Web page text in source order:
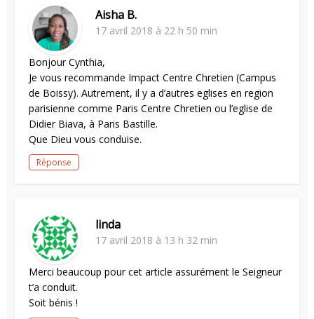
Aisha B.
17 avril 2018 à 22 h 50 min
Bonjour Cynthia,
Je vous recommande Impact Centre Chretien (Campus
de Boissy). Autrement, il y a d’autres eglises en region
parisienne comme Paris Centre Chretien ou l’eglise de
Didier Biava, à Paris Bastille.
Que Dieu vous conduise.
Réponse
linda
17 avril 2018 à 13 h 32 min
Merci beaucoup pour cet article assurément le Seigneur
t’a conduit.
Soit bénis !